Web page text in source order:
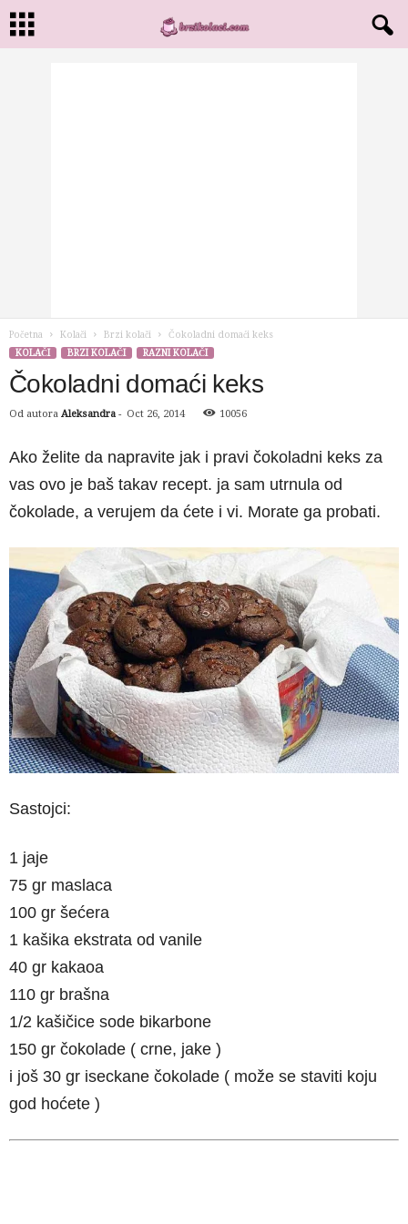
Početna Kolači Brzi kolači
Čokoladni domaći keks
KOLAČI
BRZI KOLAČI RAZNI KOLAČI
Čokoladni domaći keks
Od autora Aleksandra - Oct 26, 2014 10056
Ako želite da napravite jak i pravi čokoladni keks za
vas ovo je baš takav recept. ja sam utrnula od
čokolade, a verujem da ćete i vi. Morate ga probati.
Sastojci:
1 jaje
75 gr maslaca
100 gr šećera
1 kašika ekstrata od vanile
40 gr kakaoa
110 gr brašna
1/2 kašičice sode bikarbone
150 gr čokolade ( crne, jake )
i još 30 gr iseckane čokolade ( može se staviti koju
god hoćete )